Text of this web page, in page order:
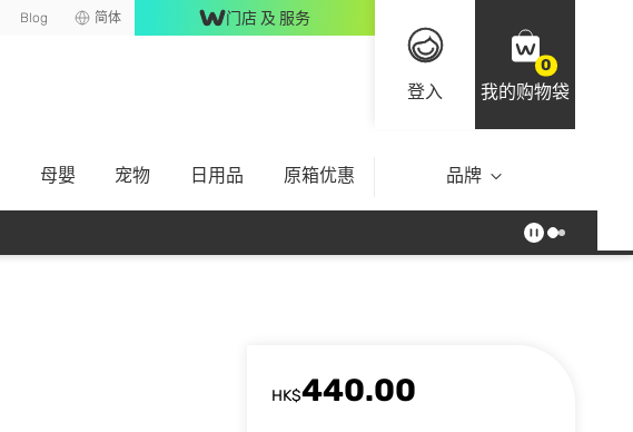
Blog 简体 门店 及 服务
登入
0
我的购物袋
母嬰 宠物 日用品 原箱优惠 品牌
HK$440.00